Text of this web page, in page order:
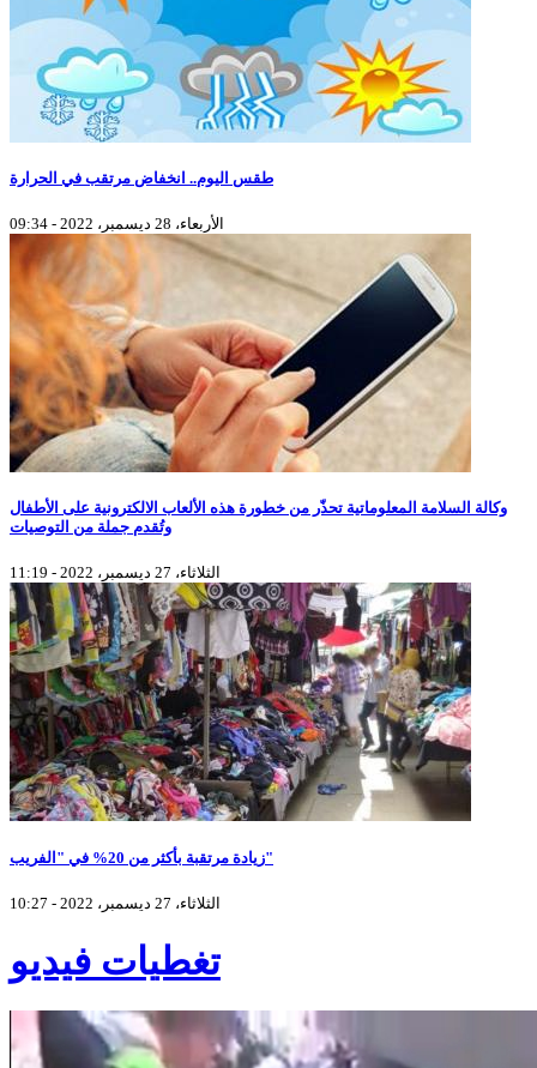
طقس اليوم.. انخفاض مرتقب في الحرارة
الأربعاء، 28 ديسمبر، 2022 - 09:34
وكالة السلامة المعلوماتية تحذّر من خطورة هذه الألعاب الالكترونية على الأطفال
وتُقدم جملة من التوصيات
الثلاثاء، 27 ديسمبر، 2022 - 11:19
زيادة مرتقبة بأكثر من 20% في "الفريب"
الثلاثاء، 27 ديسمبر، 2022 - 10:27
تغطيات فيديو